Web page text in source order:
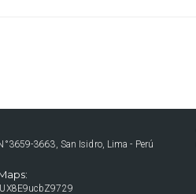
3663, San Isidro, Lima - Perú